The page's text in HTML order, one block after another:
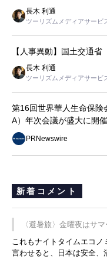
長木 利通
ツーリズムメディアサービ
【人事異動】国土交通
長木 利通
ツーリズムメディアサービ
第16回世界華人生命保
A）年次会議が盛大に開催
PRNewswire
新着コメント
〈避暑旅〉金曜夜はサ
これもナイトタイムエコ
言わせると、日本は安全、